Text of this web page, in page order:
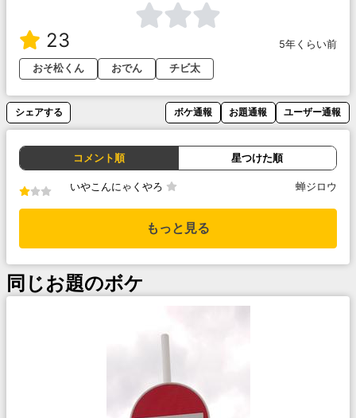
23
5年くらい前
おそ松くん
おでん チビ太
シェアする ボケ通報 お題通報 ユーザー通報
コメント順 星つけた順
いやこんにゃくやろ 蝉ジロウ
もっと見る
同じお題のボケ